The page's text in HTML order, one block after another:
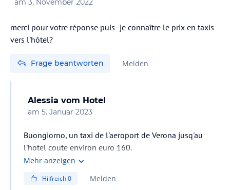
am 3. November 2022
merci pour votre réponse puis- je connaître le prix en taxis
vers l'hôtel?
Frage beantworten Melden
Alessia vom Hotel
am 5. Januar 2023
Buongiorno, un taxi de l'aeroport de Verona jusq'au
l'hotel coute environ euro 160.
Pour avoir les prix toujours actualisé, s'il vous plait de
Meilleures salutations
Mehr anzeigen
Hilfreich0 Melden